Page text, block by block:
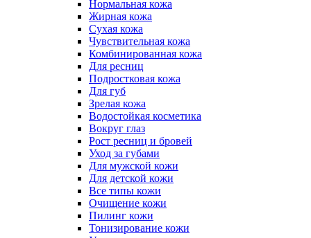
Нормальная кожа
Жирная кожа
Сухая кожа
Чувствительная кожа
Комбинированная кожа
Для ресниц
Подростковая кожа
Для губ
Зрелая кожа
Водостойкая косметика
Вокруг глаз
Рост ресниц и бровей
Уход за губами
Для мужской кожи
Для детской кожи
Все типы кожи
Очищение кожи
Пилинг кожи
Тонизирование кожи